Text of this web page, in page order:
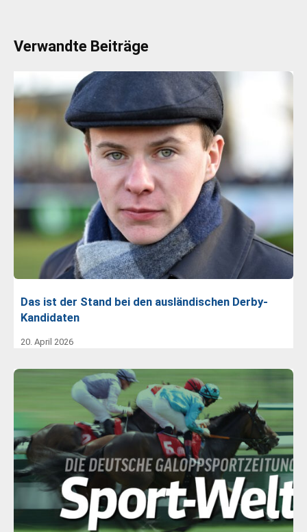
Verwandte Beiträge
Das ist der Stand bei den ausländischen Derby-
Kandidaten
20. April 2026